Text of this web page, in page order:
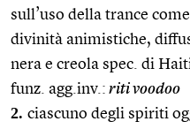
sull’uso della trance
divinità animistiche,
nera e creola spec. di
funz. agg.inv.: riti voodoo
2. ciascuno degli spiriti